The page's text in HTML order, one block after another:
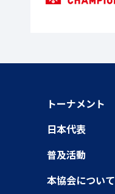
トーナメント
日本代表
普及活動
本協会について